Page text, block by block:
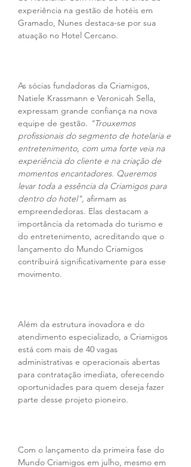
experiência na gestão de hotéis em
Gramado, Nunes destaca-se por sua
atuação no Hotel Cercano.
As sócias fundadoras da Criamigos,
Natiele Krassmann e Veronicah Sella,
expressam grande confiança na nova
equipe de gestão. "Trouxemos
profissionais do segmento de hotelaria e
entretenimento, com uma forte veia na
experiência do cliente e na criação de
momentos encantadores. Queremos
levar toda a essência da Criamigos para
dentro do hotel", afirmam as
empreendedoras. Elas destacam a
importância da retomada do turismo e
do entretenimento, acreditando que o
lançamento do Mundo Criamigos
contribuirá significativamente para esse
movimento.
Além da estrutura inovadora e do
atendimento especializado, a Criamigos
está com mais de 40 vagas
administrativas e operacionais abertas
para contratação imediata, oferecendo
oportunidades para quem deseja fazer
parte desse projeto pioneiro.
Com o lançamento da primeira fase do
Mundo Criamigos em julho, mesmo em